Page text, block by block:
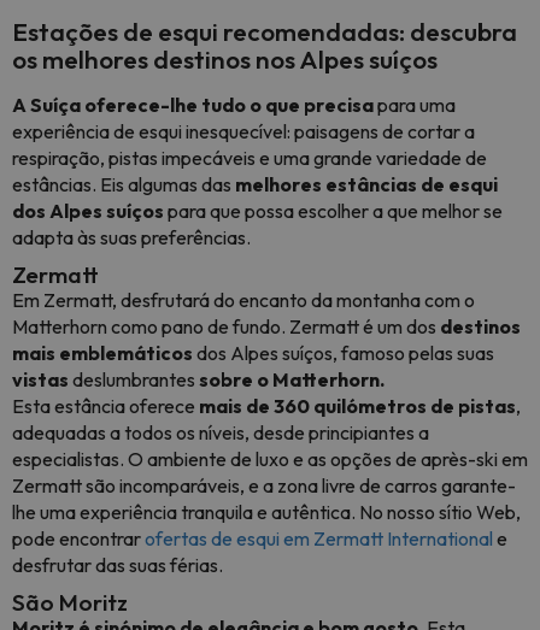
Estações de esqui recomendadas: descubra
os melhores destinos nos Alpes suíços
A Suíça oferece-lhe tudo o que precisapara uma
experiência de esqui inesquecível: paisagens de cortar a
respiração, pistas impecáveis e uma grande variedade de
estâncias. Eis algumas das melhores estâncias de esqui
dos Alpes suíços para que possa escolher a que melhor se
adapta às suas preferências.
Zermatt
Em Zermatt, desfrutará do encanto da montanha com o
Matterhorn como pano de fundo. Zermatt é um dos destinos
mais emblemáticos dos Alpes suíços, famoso pelas suas
vistas deslumbrantes sobre o Matterhorn.
Esta estância oferece mais de 360 quilómetros de pistas,
adequadas a todos os níveis, desde principiantes a
especialistas. O ambiente de luxo e as opções de après-ski em
Zermatt são incomparáveis, e a zona livre de carros garante-
lhe uma experiência tranquila e autêntica. No nosso sítio Web,
pode encontrarofertas de esqui em Zermatt International e
desfrutar das suas férias.
São Moritz